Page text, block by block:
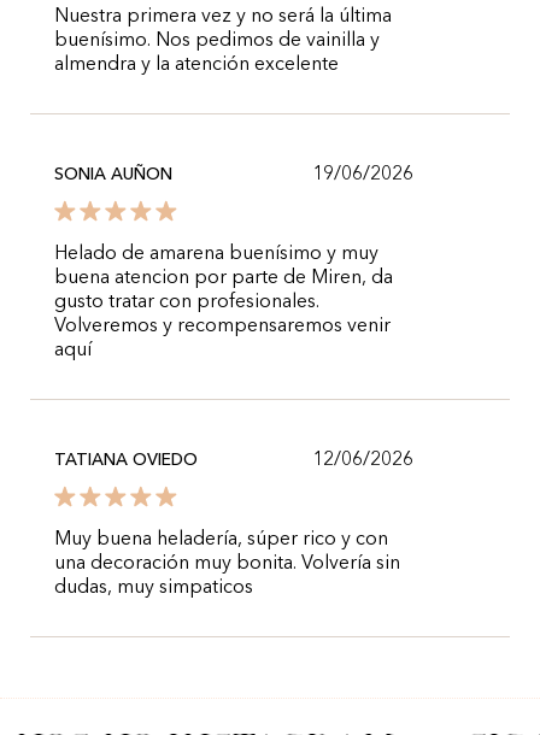
Nuestra primera vez y no será la última
buenísimo. Nos pedimos de vainilla y
almendra y la atención excelente
SONIA AUÑON 19/06/2026
Helado de amarena buenísimo y muy
buena atencion por parte de Miren, da
gusto tratar con profesionales.
Volveremos y recompensaremos venir
aquí
TATIANA OVIEDO 12/06/2026
Muy buena heladería, súper rico y con
una decoración muy bonita. Volvería sin
dudas, muy simpaticos